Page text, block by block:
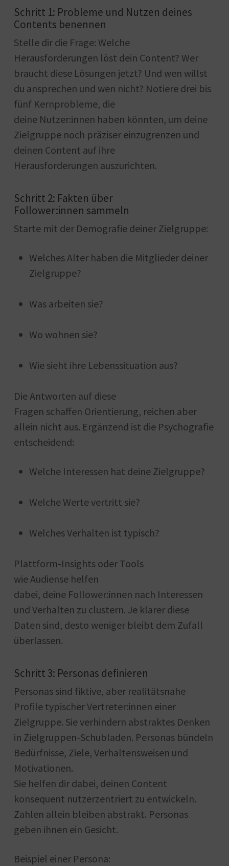
Schritt 1: Probleme und Nutzen deines
Contents benennen
Stelle dir die Frage: Welche
Herausforderungen löst dein Content? Wer
braucht diese Lösungen jetzt? Und wen willst
du ansprechen und wen nicht? Notiere drei bis
fünf Kernprobleme, die
deine Nutzer:innen haben könnten, um deine
Zielgruppe noch präziser einzugrenzen und
deinen Content auf ihre
Herausforderungen auszurichten.
Schritt 2: Fakten über
Follower:innen sammeln
Starte mit der Demografie deiner Zielgruppe:
Welches Alter haben die Mitglieder deiner
Zielgruppe?
Was arbeiten sie?
Wo wohnen sie?
Wie sieht ihre Lebenssituation aus?
Die Antworten auf diese
Fragen schaffen Orientierung, reichen aber
allein nicht aus. Ergänzend ist die Psychografie
entscheidend:
Welche Interessen hat deine Zielgruppe?
Welche Werte vertritt sie?
Welches Verhalten ist typisch?
Plattform-Insights oder Tools
wie Audiense helfen
dabei, deine Follower:innen nach Interessen
und Verhalten zu clustern. Je klarer diese
Daten sind, desto weniger bleibt dem Zufall
überlassen.
Schritt 3: Personas definieren
Personas sind fiktive, aber realitätsnahe
Profile typischer Vertreter:innen einer
Zielgruppe. Sie verhindern abstraktes Denken
in Zielgruppen-Schubladen. Personas bündeln
Bedürfnisse, Ziele, Verhaltensweisen und
Motivationen.
Sie helfen dir dabei, deinen Content
konsequent nutzerzentriert zu entwickeln.
Zahlen allein bleiben abstrakt. Personas
geben ihnen ein Gesicht.
Beispiel einer Persona: